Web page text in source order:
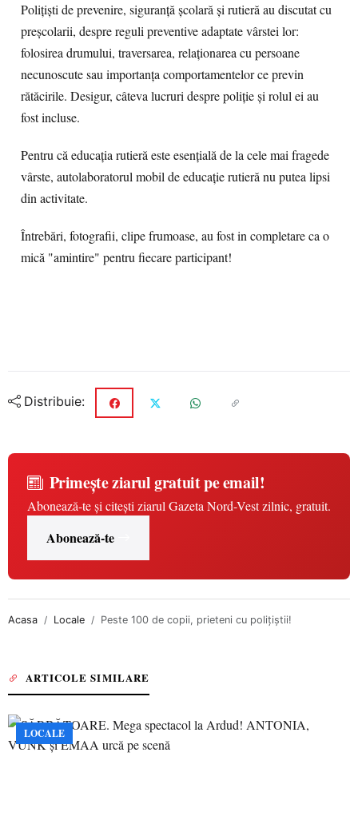
Poliţişti de prevenire, siguranţă şcolară şi rutieră au discutat cu
preşcolarii, despre reguli preventive adaptate vârstei lor:
folosirea drumului, traversarea, relaţionarea cu persoane
necunoscute sau importanţa comportamentelor ce previn
rătăcirile. Desigur, câteva lucruri despre poliţie şi rolul ei au
fost incluse.
Pentru că educaţia rutieră este esenţială de la cele mai fragede
vârste, autolaboratorul mobil de educaţie rutieră nu putea lipsi
din activitate.
Întrebări, fotografii, clipe frumoase, au fost in completare ca o
mică "amintire" pentru fiecare participant!
Distribuie:
Primește ziarul gratuit pe email!
Abonează-te și citești ziarul Gazeta Nord-Vest zilnic, gratuit.
Abonează-te
Acasa Locale Peste 100 de copii, prieteni cu poliţiştii!
ARTICOLE SIMILARE
LOCALE